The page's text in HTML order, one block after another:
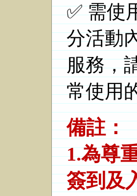
✅ 需使
分活動
服務，
常使用
備註：
1.為尊
簽到及